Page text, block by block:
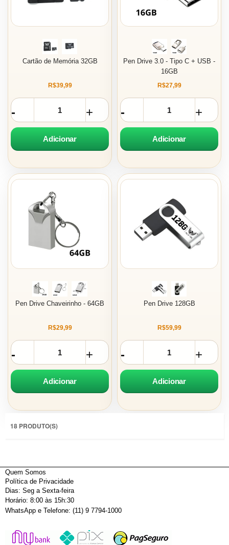
Cartão de Memória 32GB
R$39,99
Adicionar
Pen Drive 3.0 - Tipo C + USB -
16GB
R$27,99
Adicionar
Pen Drive Chaveirinho - 64GB
R$29,99
Adicionar
Pen Drive 128GB
R$59,99
Adicionar
18 PRODUTO(S)
Quem Somos
Política de Privacidade
Dias: Seg a Sexta-feira
Horário: 8:00 às 15h:30
WhatsApp e Telefone: (11) 9 7794-1000